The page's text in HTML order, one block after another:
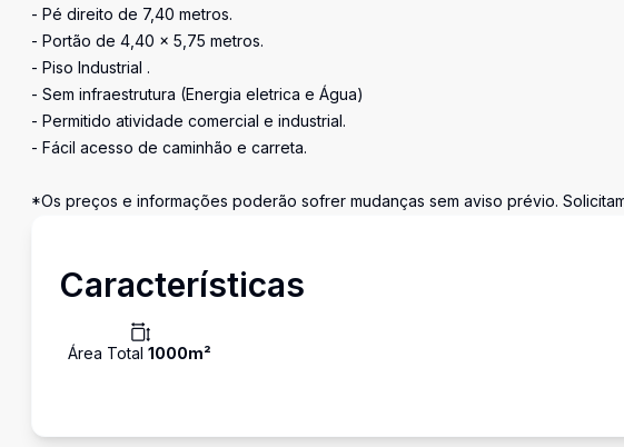
- Pé direito de 7,40 metros.
- Portão de 4,40 x 5,75 metros.
- Piso Industrial .
- Sem infraestrutura (Energia eletrica e Água)
- Permitido atividade comercial e industrial.
- Fácil acesso de caminhão e carreta.
*Os preços e informações poderão sofrer mudanças sem aviso prévio.
Características
Área Total 1000m²